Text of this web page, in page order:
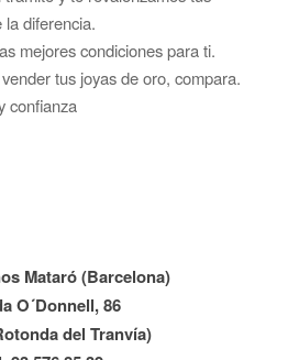
la diferencia.
mejores condiciones para ti.
tus joyas de oro, compara.
confianza
Mataró (Barcelona)
O´Donnell, 86
del Tranvía)